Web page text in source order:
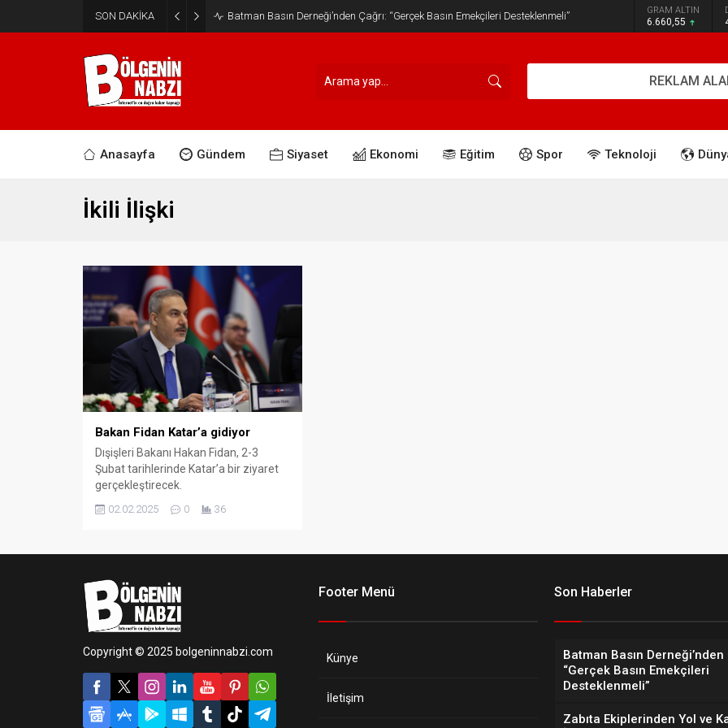
SON DAKİKA Batman Basın Derneği’nden Çağrı: “Gerçek Basın Emekçileri Desteklenmeli” GRAM ALTIN
6.660,55
REKLAM
Anasayfa Gündem Siyaset Ekonomi Eğitim Spor Teknoloji
İkili İlişki
Bakan Fidan Katar’a gidiyor
Dışişleri Bakanı Hakan Fidan, 2-3
Şubat tarihlerinde Katar’a bir ziyaret
gerçekleştirecek.
02.02.2025 0 36
Copyright © 2025 bolgeninnabzi.com
Footer Menü
Künye
İletişim
Son Haberler
Batman Basın Derneği’nden
“Gerçek Basın Emekçileri
Desteklenmeli”
Zabıta Ekiplerinden Yol ve